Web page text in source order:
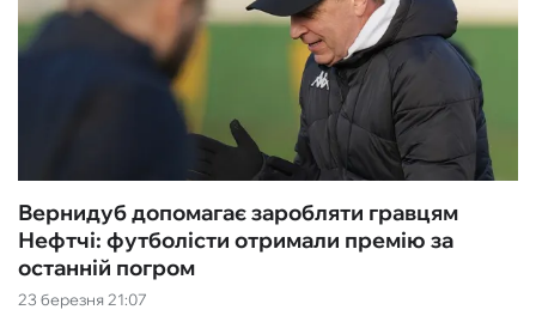
23 березня 21:07
Вернидуб допомагає заробляти гравцям
Нефтчі: футболісти отримали премію за
останній погром